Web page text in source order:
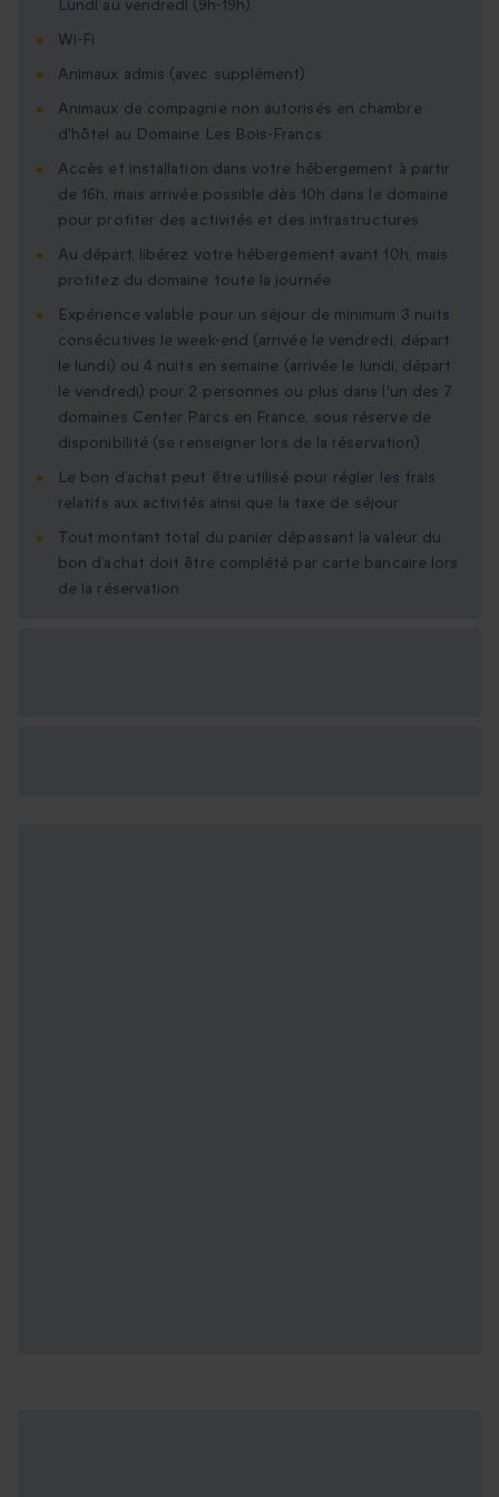
Lundi au vendredi (9h-19h).
Wi-Fi
Animaux admis (avec supplément)
Animaux de compagnie non autorisés en chambre
d'hôtel au Domaine Les Bois-Francs
Accès et installation dans votre hébergement à partir
de 16h, mais arrivée possible dès 10h dans le domaine
pour profiter des activités et des infrastructures
Au départ, libérez votre hébergement avant 10h, mais
profitez du domaine toute la journée
Expérience valable pour un séjour de minimum 3 nuits
consécutives le week-end (arrivée le vendredi, départ
le lundi) ou 4 nuits en semaine (arrivée le lundi, départ
le vendredi) pour 2 personnes ou plus dans l'un des 7
domaines Center Parcs en France, sous réserve de
disponibilité (se renseigner lors de la réservation)
Le bon d’achat peut être utilisé pour régler les frais
relatifs aux activités ainsi que la taxe de séjour
Tout montant total du panier dépassant la valeur du
bon d’achat doit être complété par carte bancaire lors
de la réservation